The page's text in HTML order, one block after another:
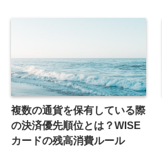
複数の通貨を保有している際
の決済優先順位とは？WISE
カードの残高消費ルール